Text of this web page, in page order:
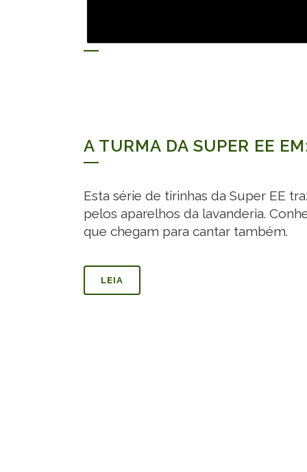
A TURMA DA SUPER EE
Esta série de tirinhas da Super EE
pelos aparelhos da lavanderia.
que chegam para cantar também.
LEIA